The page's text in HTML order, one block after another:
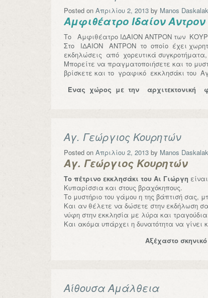
Posted on Απριλίου 2, 2013 by Manos
Αμφιθέατρο Ιδαίον Αντρον
Το Αμφιθέατρο ΙΔΑΙΟΝ ΑΝΤΡOΝ των
Στο ΙΔΑΙΟΝ ΑΝΤΡΟΝ το οποίο έχει
εκδηλώσεις από χορευτικά
Μπορείτε να πραγματοποιήσετε και το
βρίσκετε και το γραφικό εκκλησάκι του
Ένας χώρος με την αρχιτεκτονική
Αγ. Γεώργιος Κουρητών
Posted on Απριλίου 2, 2013 by Manos
Αγ. Γεώργιος Κουρητών
Το πέτρινο εκκλησάκι του Αι Γιώργη
Κυπαρίσσια και στους βραχόκηπους.
Το μυστήριο του γάμου η της βάπτισή σας,
Και αν θέλετε να δώσετε στην εκδήλωση
νύφη στην εκκλησία με λύρα και
Και ακόμα υπάρχει η δυνατότητα να γίνει
Αξέχαστο
Αίθουσα Αμάλθεια